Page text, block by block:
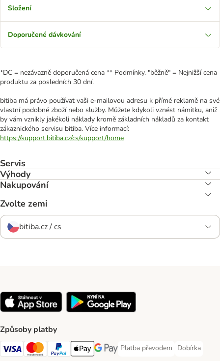
Složení
Doporučené dávkování
*DC = nezávazně doporučená cena ** Podmínky. "běžně" = Nejnižší cena
produktu za posledních 30 dní.
bitiba má právo používat vaši e-mailovou adresu k přímé reklamě na své
vlastní podobné zboží nebo služby. Můžete kdykoli vznést námitku, aniž
by vám vznikly jakékoli náklady kromě základních nákladů za kontakt
zákaznického servisu bitiba. Více informací:
https://support.bitiba.cz/cs/support/home
Servis
Výhody
Nakupování
Zvolte zemi
bitiba.cz / cs
Způsoby platby
Visa Payment Method
mastercard Payment Method
PayPal Payment Method
Apple pay Payment Method
Google Pay Payment Method
Platba převodem
Platba převodem Payment
Dobírka
Dobírka